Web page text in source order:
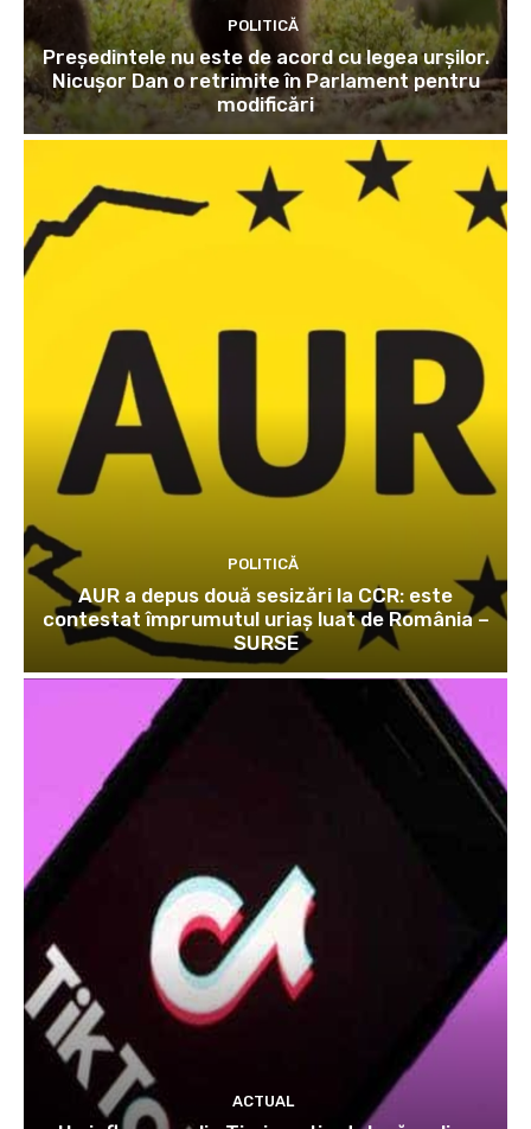
POLITICĂ
Președintele nu este de acord cu legea urșilor.
Nicușor Dan o retrimite în Parlament pentru
modificări
POLITICĂ
AUR a depus două sesizări la CCR: este
contestat împrumutul uriaș luat de România –
SURSE
ACTUAL